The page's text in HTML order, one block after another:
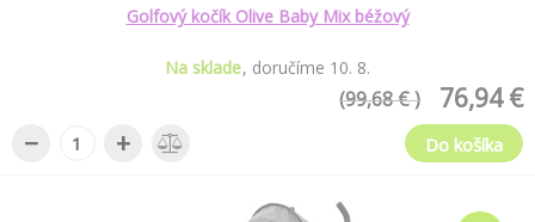
Golfový kočík Olive Baby Mix béžový
Na sklade doručíme 10. 8.
76,94 €
(99,68 € )
− + Do košíka